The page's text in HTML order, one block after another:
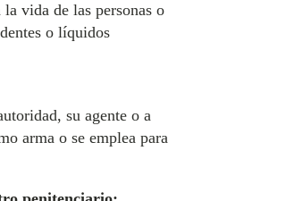
vida de las personas o
o líquidos
su agente o a
arma o se emplea para